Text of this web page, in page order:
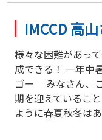
IMCCD 高
様々な困難があっ
成できる！ 一年中
ゴー みなさん、
期を迎えているこ
ように春夏秋冬は